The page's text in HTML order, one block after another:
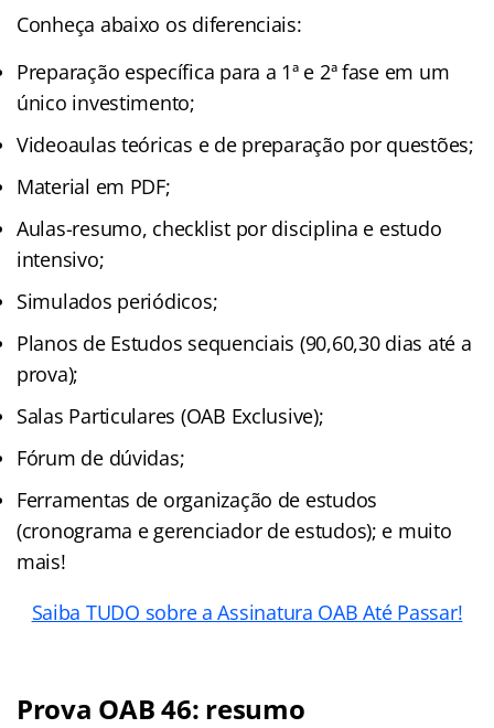
Conheça abaixo os diferenciais:
Preparação específica para a 1ª e 2ª fase em um
único investimento;
Videoaulas teóricas e de preparação por questões;
Material em PDF;
Aulas-resumo, checklist por disciplina e estudo
intensivo;
Simulados periódicos;
Planos de Estudos sequenciais (90,60,30 dias até a
prova);
Salas Particulares (OAB Exclusive);
Fórum de dúvidas;
Ferramentas de organização de estudos
(cronograma e gerenciador de estudos); e muito
mais!
Saiba TUDO sobre a Assinatura OAB Até Passar!
Prova OAB 46: resumo